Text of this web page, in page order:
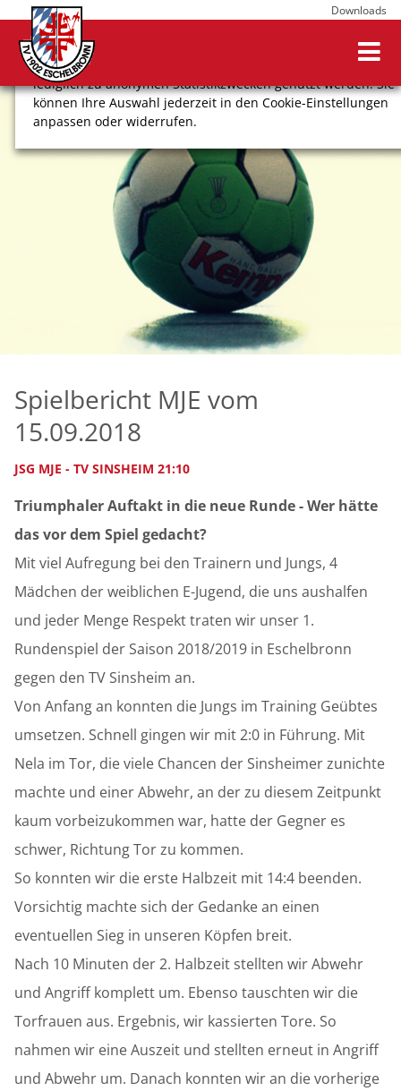
Wir verwenden Cookies, um Ihnen ein optimales
Webseitenerlebnis zu bieten. Dazu zählen Cookies, die für
den Betrieb der Seite notwendig sind, sowie solche, die
lediglich zu anonymen Statistikzwecken genutzt werden. Sie
können Ihre Auswahl jederzeit in den Cookie-Einstellungen
anpassen oder widerrufen.
COOKIE-EINSTELLUNGEN
ALLE ABLEHNEN
ALLE AUSWÄHLEN
Downloads
Spielbericht MJE vom
15.09.2018
JSG MJE - TV SINSHEIM 21:10
Triumphaler Auftakt in die neue Runde -Wer hätte
das vor dem Spiel gedacht?
Mit viel Aufregung bei den Trainern und Jungs, 4
Mädchen der weiblichen E-Jugend, die uns aushalfen
und jeder Menge Respekt traten wir unser 1.
Rundenspiel der Saison 2018/2019 in Eschelbronn
gegen den TV Sinsheim an.
Von Anfang an konnten die Jungs im Training Geübtes
umsetzen. Schnell gingen wir mit 2:0 in Führung. Mit
Nela im Tor, die viele Chancen der Sinsheimer zunichte
machte und einer Abwehr, an der zu diesem Zeitpunkt
kaum vorbeizukommen war, hatte der Gegner es
schwer, Richtung Tor zu kommen.
So konnten wir die erste Halbzeit mit 14:4 beenden.
Vorsichtig machte sich der Gedanke an einen
eventuellen Sieg in unseren Köpfen breit.
Nach 10 Minuten der 2. Halbzeit stellten wir Abwehr
und Angriff komplett um. Ebenso tauschten wir die
Torfrauen aus. Ergebnis, wir kassierten Tore. So
nahmen wir eine Auszeit und stellten erneut in Angriff
und Abwehr um. Danach konnten wir an die vorherige